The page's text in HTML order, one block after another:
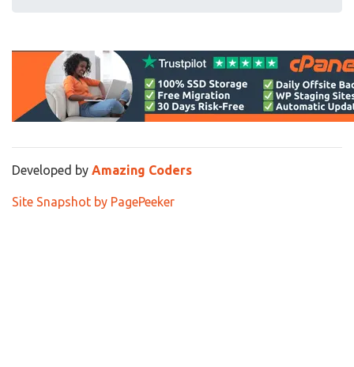
Developed by Amazing Coders
Site Snapshot by PagePeeker